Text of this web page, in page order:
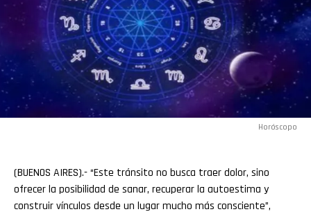
Horóscopo
(BUENOS AIRES).- “Este tránsito no busca traer dolor, sino
ofrecer la posibilidad de sanar, recuperar la autoestima y
construir vínculos desde un lugar mucho más consciente”,